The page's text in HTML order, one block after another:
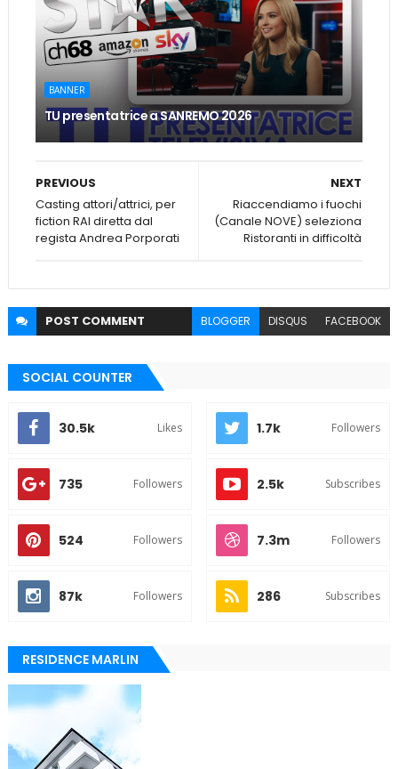
BANNER
TU presentatrice a SANREMO 2026
NEXT
Riaccendiamo i fuochi
(Canale NOVE) seleziona
Ristoranti in difficoltà
PREVIOUS
Casting attori/attrici, per
fiction RAI diretta dal
regista Andrea Porporati
POST COMMENT BLOGGER DISQUS FACEBOOK
SOCIAL COUNTER
30.5k Likes 1.7k Followers
735 Followers 2.5k Subscribes
524 Followers 7.3m Followers
87k Followers 286 Subscribes
RESIDENCE MARLIN